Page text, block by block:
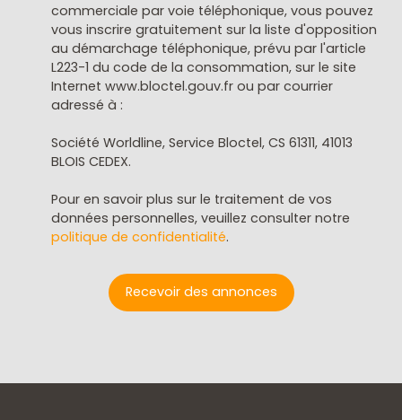
commerciale par voie téléphonique, vous pouvez
vous inscrire gratuitement sur la liste d'opposition
au démarchage téléphonique, prévu par l'article
L223-1 du code de la consommation, sur le site
Internet www.bloctel.gouv.fr ou par courrier
adressé à :
Société Worldline, Service Bloctel, CS 61311, 41013
BLOIS CEDEX.
Pour en savoir plus sur le traitement de vos
données personnelles, veuillez consulter notre
politique de confidentialité.
Recevoir des annonces